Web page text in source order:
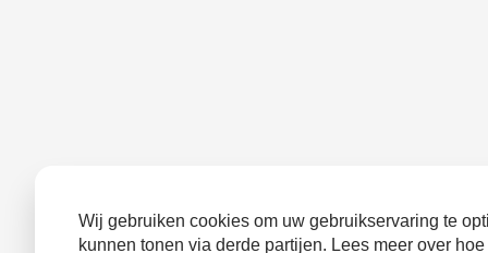
Wij gebruiken cookies om uw gebruikservaring te
kunnen tonen via derde partijen. Lees meer over